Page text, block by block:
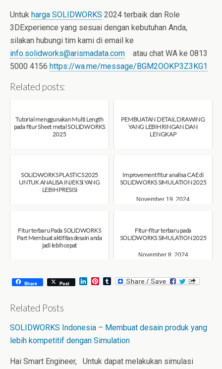
Untuk harga SOLIDWORKS 2024 terbaik dan Role
3DExperience yang sesuai dengan kebutuhan Anda,
silakan hubungi tim kami di email ke
info.solidworks@arismadata.com atau chat WA ke 0813
5000 4156 https://wa.me/message/BGM2OOKP3Z3KG1
Related posts:
Tutorial menggunakan Multi Length
pada fitur Sheet metal SOLIDWORKS
2025
PEMBUATAN DETAIL DRAWING
YANG LEBIH RINGAN DAN
LENGKAP
SOLIDWORKS PLASTICS 2025
UNTUK ANALISA INJEKSI YANG
LEBIH PRESISI
Improvement fitur analisa CAE di
SOLIDWORKS SIMULATION 2025
November 19, 2024
Fitur terbaru Pada SOLIDWORKS
Part Membuat aktifitas desain anda
jadi lebih cepat
Fitur-fitur terbaru pada
SOLIDWORKS SIMULATION 2025
November 8, 2024
Share Post
L
I
n
P
e
s
t
T
Related Posts
SOLIDWORKS Indonesia – Membuat desain produk yang
lebih kompetitif dengan Simulation
Hai Smart Engineer, Untuk dapat melakukan simulasi